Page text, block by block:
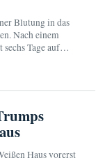
Blutung in das
Nach einem
Tage auf
Haus vorerst